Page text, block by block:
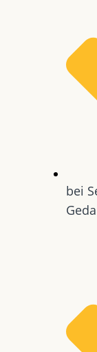
bei